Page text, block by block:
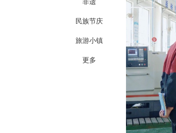
民族节庆
旅游小镇
更多